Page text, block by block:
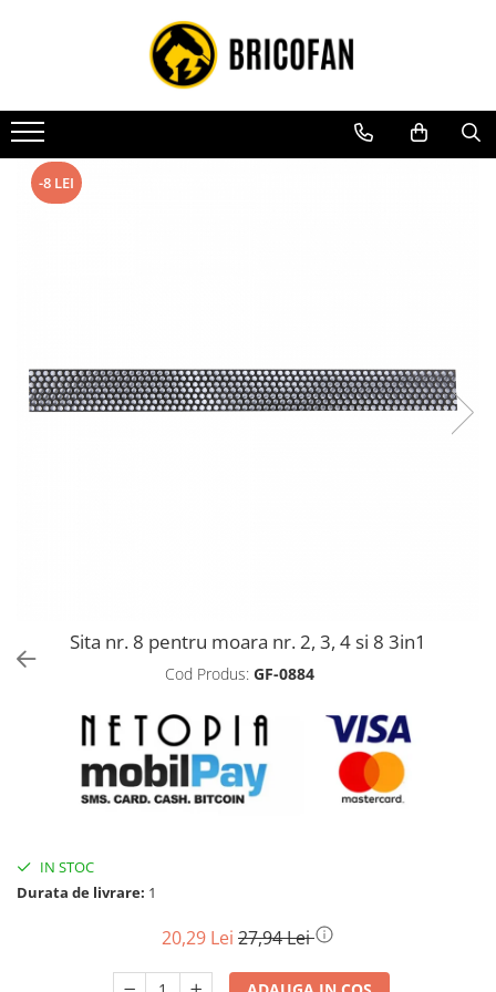
Toate Produsele
Vehicule electrice
Atv
Cu permis
Scutere pe benzina
Motoburghie si accesorii
Accesorii motoburghie
Motoburghie
Drujbe, fierastraie electrice
Drujbe pe benzina
Drujbe cu acumulator
electrice
Drujbe electrice
Mori cereale si batoze porumb
Batoze - mori desfacat porumb
-8 LEI
Sita nr. 8 pentru moara nr. 2, 3, 4 si 8 3in1
Cod Produs: GF-0884
IN STOC
Durata de livrare: 1
20,29 Lei 27,94 Lei